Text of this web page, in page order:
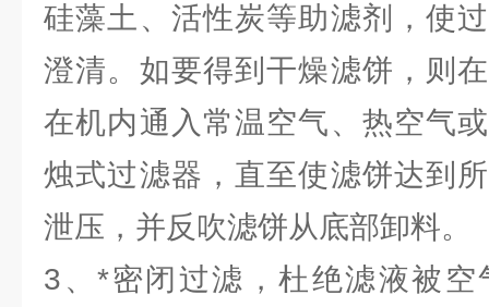
硅藻土、活性炭等助滤剂，使
澄清。如要得到干燥滤饼，则
在机内通入常温空气、热空气
烛式过滤器，直至使滤饼达到
泄压，并反吹滤饼从底部卸料。
3、*密闭过滤，杜绝滤液被空